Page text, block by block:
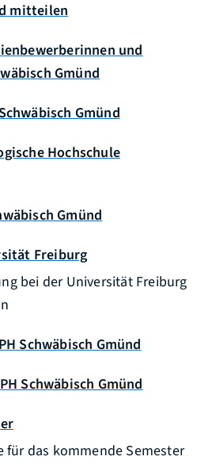
mitteilen
und
Gmünd
Gmünd
Hochschule
Gmünd
Freiburg
bei der Universität Freiburg
Schwäbisch Gmünd
Schwäbisch Gmünd
für das kommende Semester